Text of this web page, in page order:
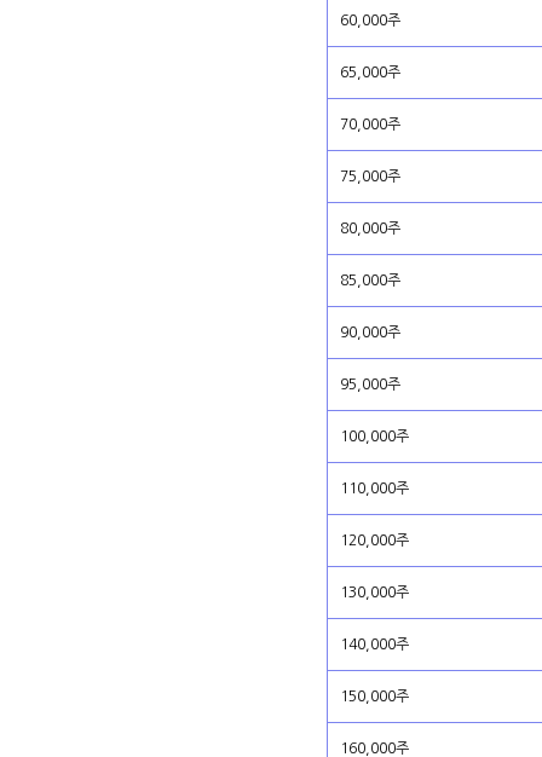
60,000주
65,000주
70,000주
75,000주
80,000주
85,000주
90,000주
95,000주
100,000주
110,000주
120,000주
130,000주
140,000주
150,000주
160,000주